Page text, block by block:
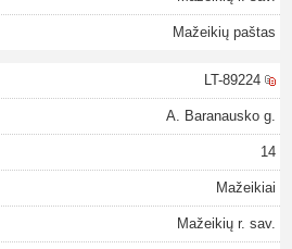
Mažeikių paštas
LT-89224
A. Baranausko g.
14
Mažeikiai
Mažeikių r. sav.